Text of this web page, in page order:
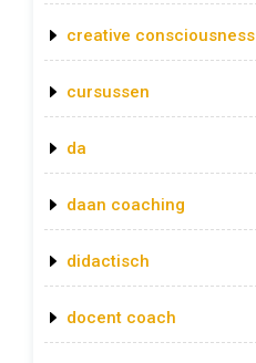
creative consciousness
cursussen
da
daan coaching
didactisch
docent coach